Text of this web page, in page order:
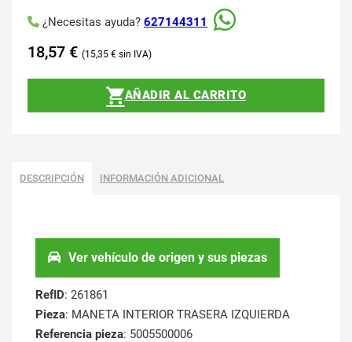
¿Necesitas ayuda? 627144311
18,57 € 15,35 €
AÑADIR AL CARRITO
DESCRIPCIÓN INFORMACIÓN ADICIONAL
Ver vehículo de origen y sus piezas
RefID: 261861
Pieza: MANETA INTERIOR TRASERA IZQUIERDA
Referencia pieza: 5005500006